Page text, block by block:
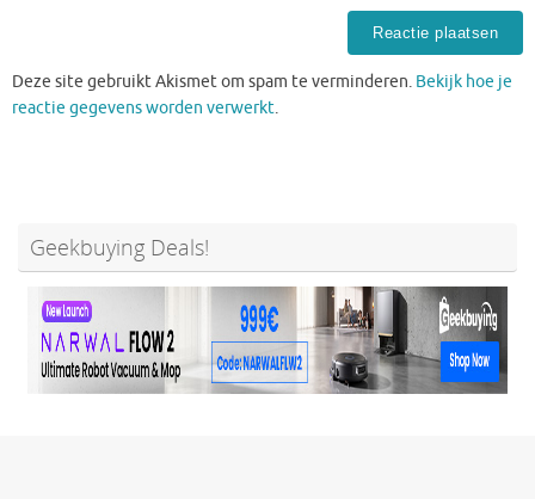
Deze site gebruikt Akismet om spam te verminderen. Bekijk hoe je
reactie gegevens worden verwerkt.
Geekbuying Deals!